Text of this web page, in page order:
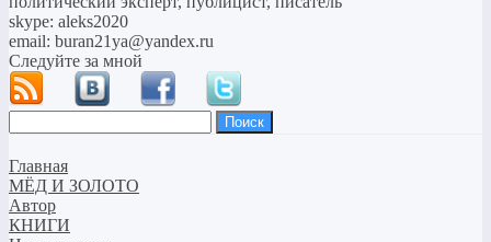
skype: aleks2020
email: buran21ya@yandex.ru
Следуйте за мной
Главная
МЁД И ЗОЛОТО
Автор
КНИГИ